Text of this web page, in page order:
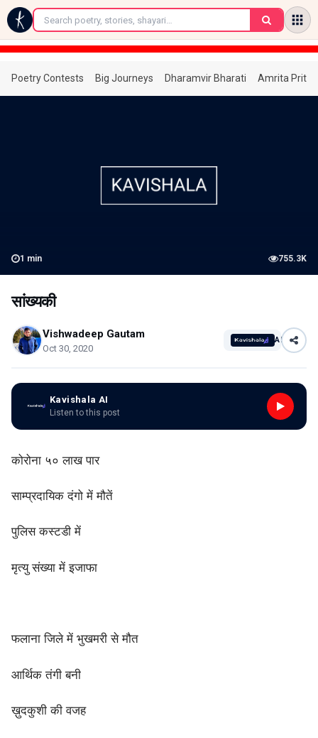
←
Poetry Contests Big Journeys Dharamvir Bharati Amrita
1 min 755.3K
सांख्यकी
Vishwadeep Gautam
Oct 30, 2020
AI
Kavishala AI
Listen to this post
कोरोना ५० लाख पार
साम्प्रदायिक दंगो में मौतें
पुलिस कस्टडी में
मृत्यु संख्या में इजाफा
फलाना जिले में भुखमरी से मौत
आर्थिक तंगी बनी
ख़ुदकुशी की वजह